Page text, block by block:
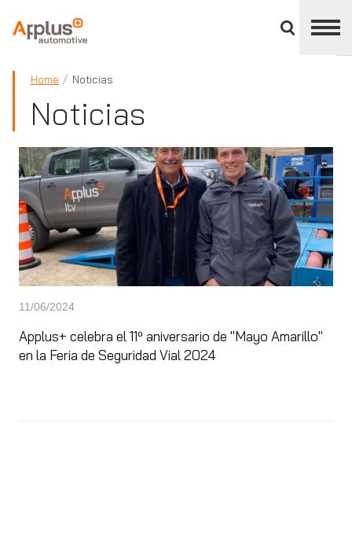
panel
APPLUS+
Home Noticias
Noticias
11/06/2024
Applus+ celebra el 11º aniversario de "Mayo Amarillo"
en la Feria de Seguridad Vial 2024